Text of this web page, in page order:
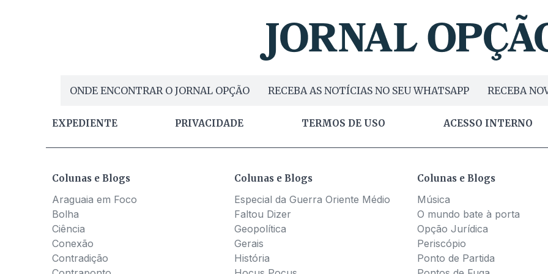
ONDE ENCONTRAR O JORNAL OPÇÃO RECEBA AS NOTÍCIAS NO SEU WHATSAPP RECEBA
EXPEDIENTE PRIVACIDADE TERMOS DE USO ACESSO INTERNO
Colunas e Blogs
Araguaia em Foco
Bolha
Ciência
Conexão
Contradição
Colunas e Blogs
Especial da Guerra Oriente Médio
Faltou Dizer
Geopolítica
Gerais
História
Colunas e Blogs
Música
O mundo bate à porta
Opção Jurídica
Periscópio
Ponto de Partida